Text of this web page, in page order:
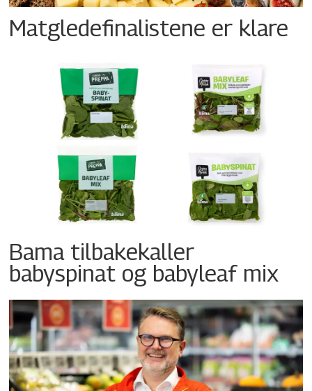
Matgledefinalistene er klare
Bama tilbakekaller
babyspinat og babyleaf mix